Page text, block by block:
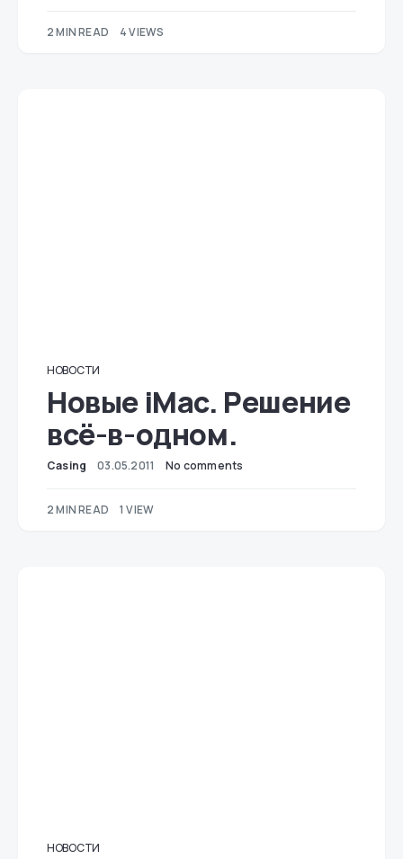
2 MIN READ 4 VIEWS
НОВОСТИ
Новые iMac. Решение
всё-в-одном.
Casing 03.05.2011 No comments
2 MIN READ 1 VIEW
НОВОСТИ